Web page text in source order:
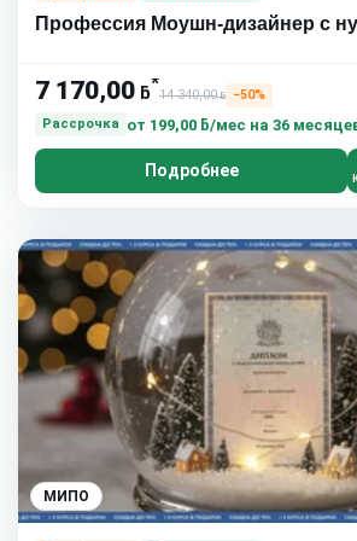
Профессия Моушн-дизайнер c
7 170,00 ƃ*
14 340,00ƃ
−50%
Рассрочка
от 199,00 ƃ/мес на 36
Подробнее
МИПО